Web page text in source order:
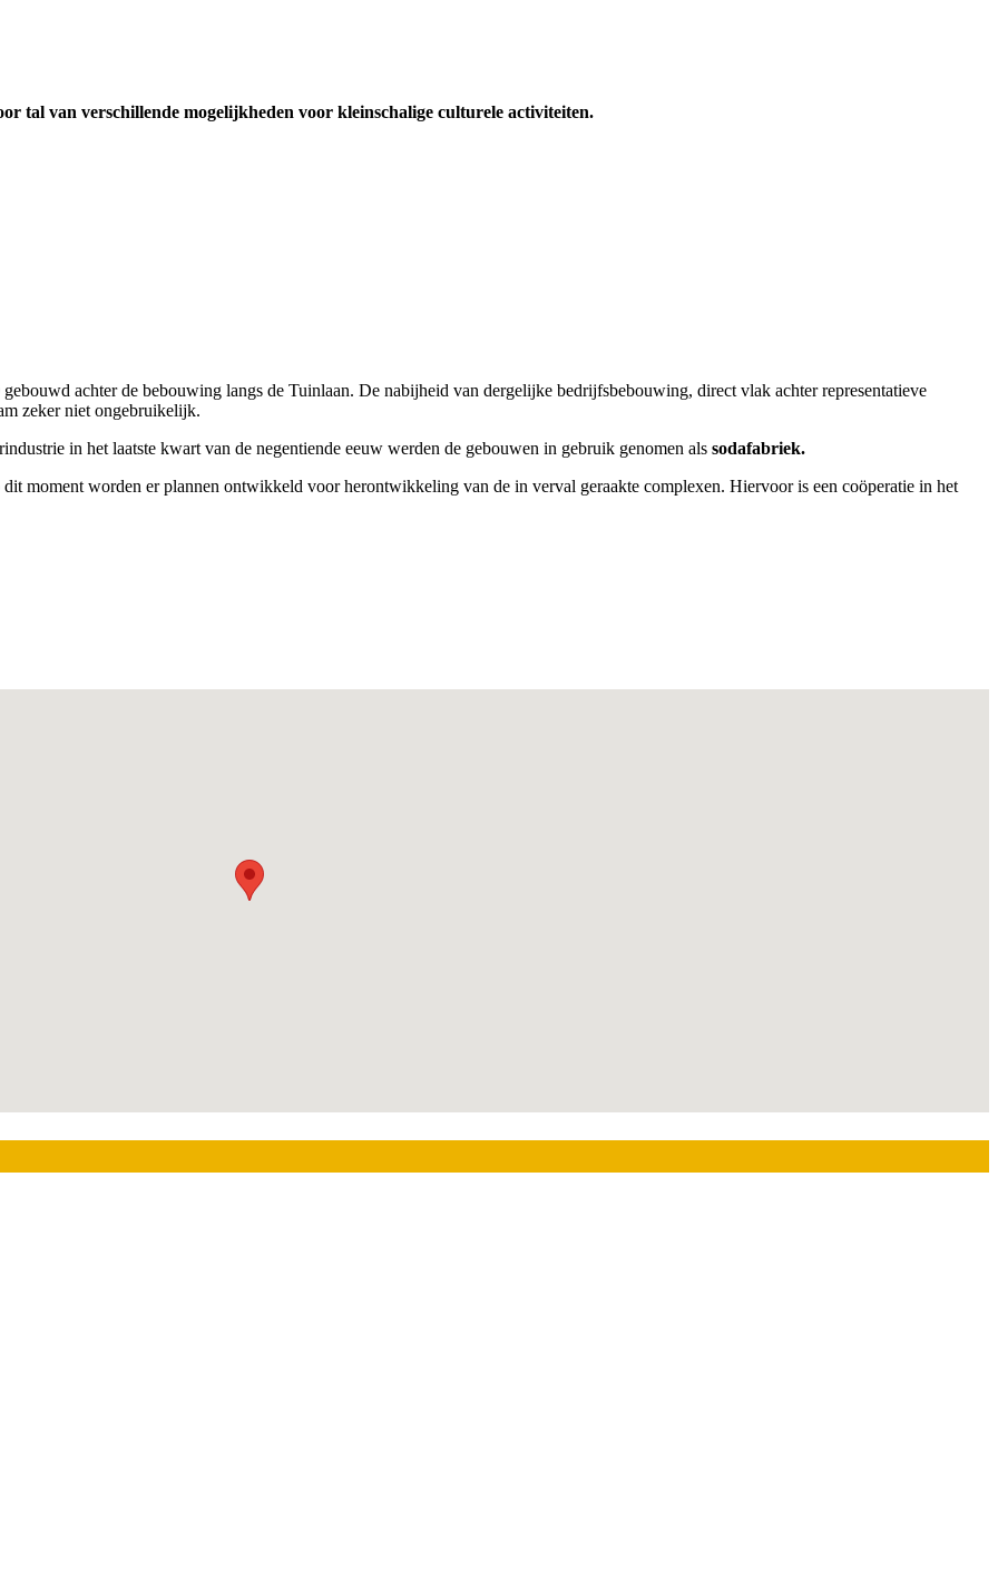
tal van verschillende mogelijkheden voor kleinschalige culturele activiteiten.
achter de bebouwing langs de Tuinlaan. De nabijheid van dergelijke bedrijfsbebouwing, direct vlak achter representatieve
zeker niet ongebruikelijk.
in het laatste kwart van de negentiende eeuw werden de gebouwen in gebruik genomen als sodafabriek.
dit moment worden er plannen ontwikkeld voor herontwikkeling van de in verval geraakte complexen. Hiervoor is een coöperatie in het